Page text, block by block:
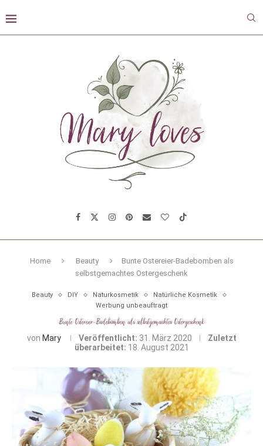
Home Beauty
Bunte Ostereier-Badebomben als
selbstgemachtes Ostergeschenk
Beauty DIY Naturkosmetik
Natürliche Kosmetik
Werbung unbeauftragt
Bunte Ostereier-Badebomben als selbstgemachtes Ostergeschenk
von Mary Veröffentlicht: 31. März 2020
Zuletzt
überarbeitet: 18. August 2021